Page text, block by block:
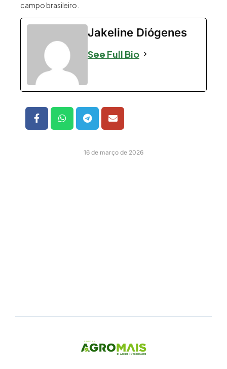
campo brasileiro.
Jakeline Diógenes
See Full Bio
16 de março de 2026